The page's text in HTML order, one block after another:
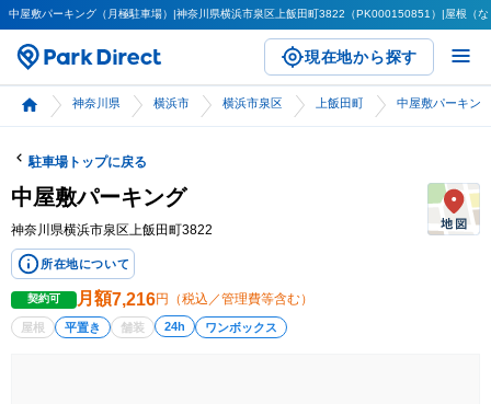
中屋敷パーキング（月極駐車場）|神奈川県横浜市泉区上飯田町3822（PK000150851）|屋根（
現在地から探す
神奈川県 横浜市 横浜市泉区 上飯田町 中屋敷パーキン
駐車場トップに戻る
中屋敷パーキング
神奈川県横浜市泉区上飯田町3822
所在地について
契約可 月額7,216円（税込／管理費等含む）
屋根 平置き 舗装 24h ワンボックス